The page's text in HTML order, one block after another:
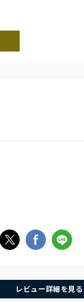
レビュー詳細を見る